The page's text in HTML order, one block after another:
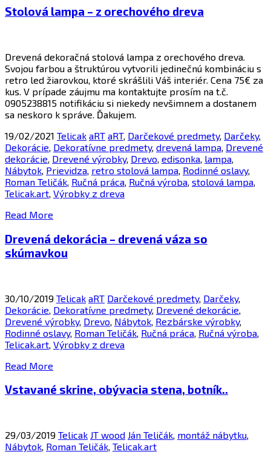
Stolová lampa – z orechového dreva
Drevená dekoračná stolová lampa z orechového dreva.
Svojou farbou a štruktúrou vytvorili jedinečnú kombináciu s
retro led žiarovkou, ktoré skrášlili Váš interiér. Cena 75€ za
kus. V prípade záujmu ma kontaktujte prosím na t.č.
0905238815 notifikáciu si niekedy nevšimnem a dostanem
sa neskoro k správe. Ďakujem.
19/02/2021 Telicak aRT aRT, Darčekové predmety, Darčeky,
Dekorácie, Dekoratívne predmety, drevená lampa, Drevené
dekorácie, Drevené výrobky, Drevo, edisonka, lampa,
Nábytok, Prievidza, retro stolová lampa, Rodinné oslavy,
Roman Teličák, Ručná práca, Ručná výroba, stolová lampa,
Telicak.art, Výrobky z dreva
Read More
Drevená dekorácia – drevená váza so
skúmavkou
30/10/2019 Telicak aRT Darčekové predmety, Darčeky,
Dekorácie Dekoratívne predmety, Drevené dekorácie
Drevené výrobky, Drevo Nábytok Rezbárske výrobky,
Rodinné oslavy, Roman Teličák Ručná práca Ručná výroba
Telicak.art Výrobky z dreva
Read More
Vstavané skrine, obývacia stena, botník..
29/03/2019 Telicak JT wood Ján Teličák, montáž nábytku,
Nábytok, Roman Teličák, Telicak.art